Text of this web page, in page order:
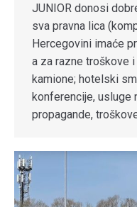
JUNIOR donosi
sva pravna lica
Hercegovini imaće
a za razne troškove
kamione; hotelski
konferencije, usluge
propagande,